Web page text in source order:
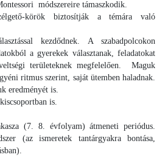
módszereire támaszkodik.
körök biztosítják a témára való
kezdődnek. A szabadpolcokon
a gyerekek választanak, feladatokat
területeknek megfelelően. Maguk
ritmus szerint, saját ütemben haladnak.
eredményét is.
is.
(7. 8. évfolyam) átmeneti periódus.
(az ismeretek tantárgyakra bontása,